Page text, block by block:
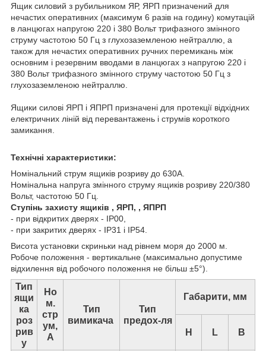
Ящик силовий з рубильником ЯР, ЯРП призначений для
нечастих оперативних (максимум 6 разів на годину) комутацій
в ланцюгах напругою 220 і 380 Вольт трифазного змінного
струму частотою 50 Гц з глухозаземленою нейтраллю, а
також для нечастих оперативних ручних перемикань між
основним і резервним вводами в ланцюгах з напругою 220 і
380 Вольт трифазного змінного струму частотою 50 Гц з
глухозаземленою нейтраллю.
Ящики силові ЯРП і ЯПРП призначені для протекції відхідних
електричних ліній від перевантажень і струмів короткого
замикання.
Технічні характеристики:
Номінальний струм ящиків розриву до 630А.
Номінальна напруга змінного струму ящиків розриву 220/380
Вольт, частотою 50 Гц.
Ступінь захисту ящиків , ЯРП, , ЯПРП
- при відкритих дверях - IP00,
- при закритих дверях - IP31 і IP54.
Висота установки скриньки над рівнем моря до 2000 м.
Робоче положення - вертикальне (максимально допустиме
відхилення від робочого положення не більш ±5°).
Тип
ящи
ка
роз
рив
у
Но
м.
стр
ум,
А
Тип
вимикача
Тип
предох-ля
Габарити, мм
H L B